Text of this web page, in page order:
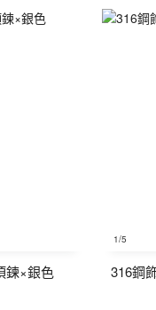
鍊×銀色
1/5
316鋼